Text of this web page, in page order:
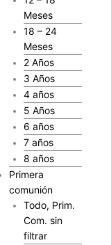
Meses
18 – 24
Meses
2 Años
3 Años
4 años
5 Años
6 años
7 años
8 años
Primera
comunión
Todo, Prim.
Com. sin
filtrar